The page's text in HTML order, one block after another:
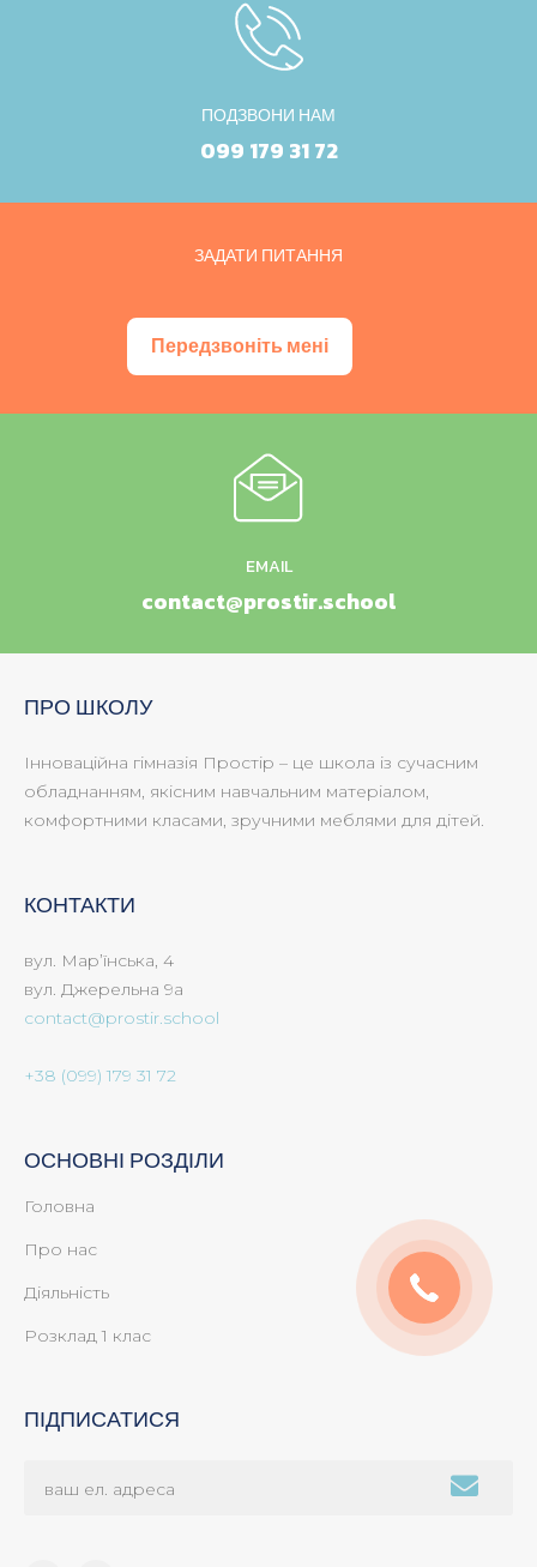
ПОДЗВОНИ НАМ
099 179 31 72
ЗАДАТИ ПИТАННЯ
Передзвоніть мені
EMAIL
contact@prostir.school
ПРО ШКОЛУ
Інноваційна гімназія Простір – це школа із сучасним
обладнанням, якісним навчальним матеріалом,
комфортними класами, зручними меблями для дітей.
КОНТАКТИ
вул. Мар’їнська, 4
вул. Джерельна 9а
contact@prostir.school
+38 (099) 179 31 72
ОСНОВНІ РОЗДІЛИ
Головна
Про нас
Діяльність
Розклад 1 клас
ПІДПИСАТИСЯ